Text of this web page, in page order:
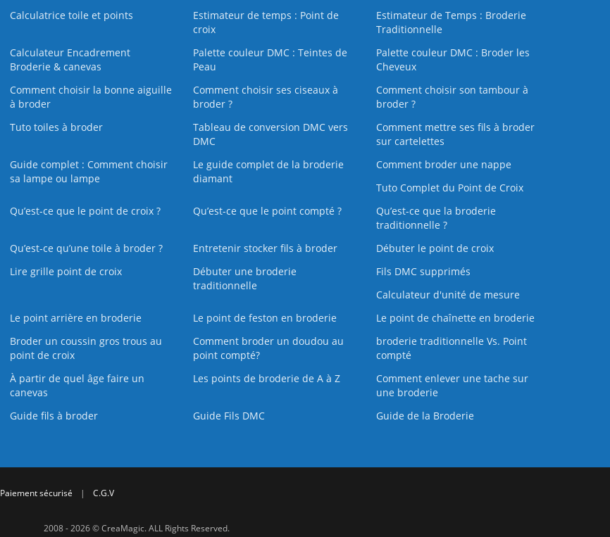
Calculatrice toile et points
Estimateur de temps : Point de
croix
Estimateur de Temps : Broderie
Traditionnelle
Calculateur Encadrement
Broderie & canevas
Palette couleur DMC : Teintes de
Peau
Palette couleur DMC : Broder les
Cheveux
Comment choisir la bonne aiguille
à broder
Comment choisir ses ciseaux à
broder ?
Comment choisir son tambour à
broder ?
Tuto toiles à broder
Tableau de conversion DMC vers
DMC
Comment mettre ses fils à broder
sur cartelettes
Guide complet : Comment choisir
sa lampe ou lampe
Le guide complet de la broderie
diamant
Comment broder une nappe
Tuto Complet du Point de Croix
Qu’est-ce que le point de croix ?
Qu’est-ce que le point compté ?
Qu’est-ce que la broderie
traditionnelle ?
Qu’est‑ce qu’une toile à broder ?
Entretenir stocker fils à broder
Débuter le point de croix
Lire grille point de croix
Débuter une broderie
traditionnelle
Fils DMC supprimés
Calculateur d'unité de mesure
Le point arrière en broderie
Le point de feston en broderie
Le point de chaînette en broderie
Broder un coussin gros trous au
point de croix
Comment broder un doudou au
point compté?
broderie traditionnelle Vs. Point
compté
À partir de quel âge faire un
canevas
Les points de broderie de A à Z
Comment enlever une tache sur
une broderie
Guide fils à broder
Guide Fils DMC Guide de la Broderie
Paiement sécurisé | C.G.V
2008 - 2026 © CreaMagic. ALL Rights Reserved.